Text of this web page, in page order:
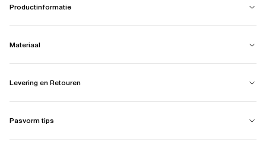
Productinformatie
Materiaal
Levering en Retouren
Pasvorm tips